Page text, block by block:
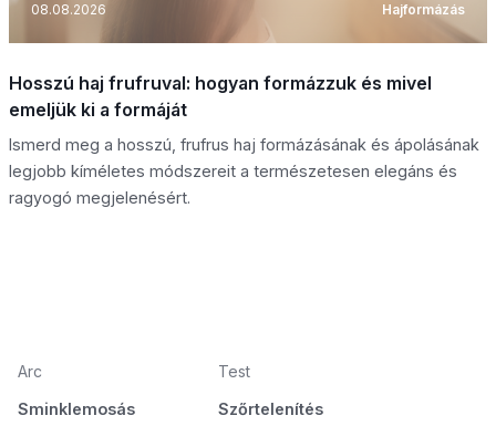
08.08.2026 Hajformázás
Hosszú haj frufruval: hogyan formázzuk és mivel
emeljük ki a formáját
Ismerd meg a hosszú, frufrus haj formázásának és ápolásának
legjobb kíméletes módszereit a természetesen elegáns és
ragyogó megjelenésért.
Arc
Sminklemosás
Test
Szőrtelenítés